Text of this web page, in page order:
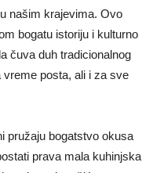
našim krajevima. Ovo
bogatu istoriju i kulturno
čuva duh tradicionalnog
posta, ali i za sve
pružaju bogatstvo okusa
prava mala kuhinjska